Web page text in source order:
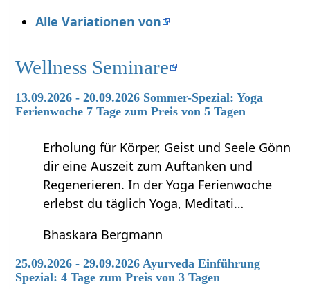
Alle Variationen von
Wellness Seminare
13.09.2026 - 20.09.2026 Sommer-Spezial: Yoga
Ferienwoche 7 Tage zum Preis von 5 Tagen
Erholung für Körper, Geist und Seele Gönn
dir eine Auszeit zum Auftanken und
Regenerieren. In der Yoga Ferienwoche
erlebst du täglich Yoga, Meditati…
Bhaskara Bergmann
25.09.2026 - 29.09.2026 Ayurveda Einführung
Spezial: 4 Tage zum Preis von 3 Tagen